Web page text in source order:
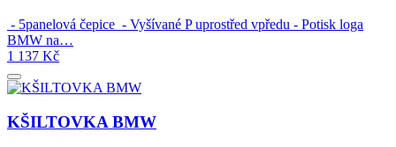
- 5panelová čepice - Vyšívané P uprostřed vpředu - Potisk loga
BMW na…
1 137 Kč
KŠILTOVKA BMW